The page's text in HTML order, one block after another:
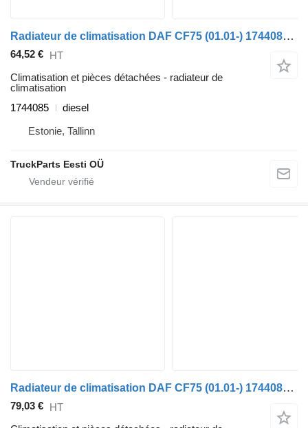
Radiateur de climatisation DAF CF75 (01.01-) 1744085 pour tracteur routier DAF LF45, LF55, LF180, CF65, CF75, CF85 (2001-)
64,52 € HT
Climatisation et pièces détachées - radiateur de
climatisation
1744085
diesel
Estonie, Tallinn
TruckParts Eesti OÜ
Radiateur de climatisation DAF CF75 (01.01-) 1744088 pour tracteur routier DAF LF45, LF55, LF180, CF65, CF75, CF85 (2001-)
79,03 € HT